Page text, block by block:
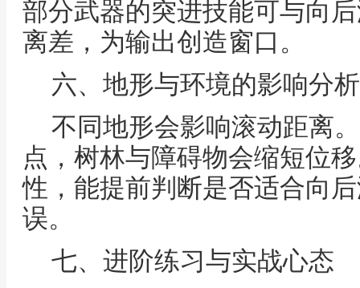
部分武器的突进技能可与向
离差，为输出创造窗口。
六、地形与环境的影响分析
不同地形会影响滚动距离
点，树林与障碍物会缩短位
性，能提前判断是否适合向
误。
七、进阶练习与实战心态